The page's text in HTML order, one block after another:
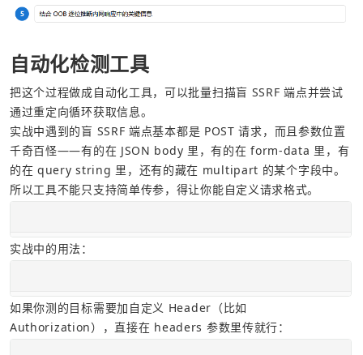
自动化检测工具
把这个过程做成自动化工具，可以批量扫描盲 SSRF 端点并尝试
通过重定向循环获取信息。
实战中遇到的盲 SSRF 端点基本都是 POST 请求，而且参数位置
千奇百怪——有的在 JSON body 里，有的在 form-data 里，有
的在 query string 里，还有的藏在 multipart 的某个字段中。
所以工具不能只支持简单传参，得让你能自定义请求格式。
实战中的用法：
如果你测的目标需要加自定义 Header（比如
Authorization），直接在 headers 参数里传就行：